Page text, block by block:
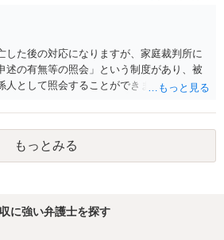
され、第1回期日に向けた裁判への対応
るのが最も手堅い対応と考えられます。
した後の対応になりますが、家庭裁判所に
述の有無等の照会」という制度があり、被
人として照会することができます。照会を
地を管轄する家庭裁判所）となります。照
ほか、被相続人の相続関係の戸籍謄本類や
などが必要になります。裁判所ウェブサイ
多いので、管轄裁判所のホームページを確
もっとみる
に強い弁護士を探す